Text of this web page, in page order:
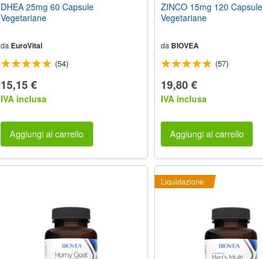
DHEA 25mg 60 Capsule
Vegetariane
da EuroVital
(54)
15,15 €
IVA inclusa
Aggiungi al carrello
ZINCO 15mg 120 Capsule
Vegetariane
da BIOVEA
(57)
19,80 €
IVA inclusa
Aggiungi al carrello
Liquidazione